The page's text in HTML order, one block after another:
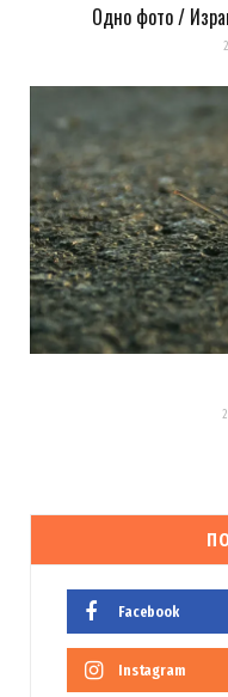
Одно фото /
Facebook
Instagram